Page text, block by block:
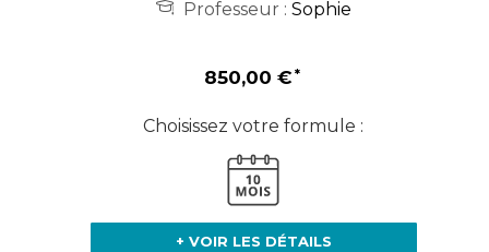
Professeur : Sophie
850,00 €
Choisissez votre formule :
+ VOIR LES DÉTAILS